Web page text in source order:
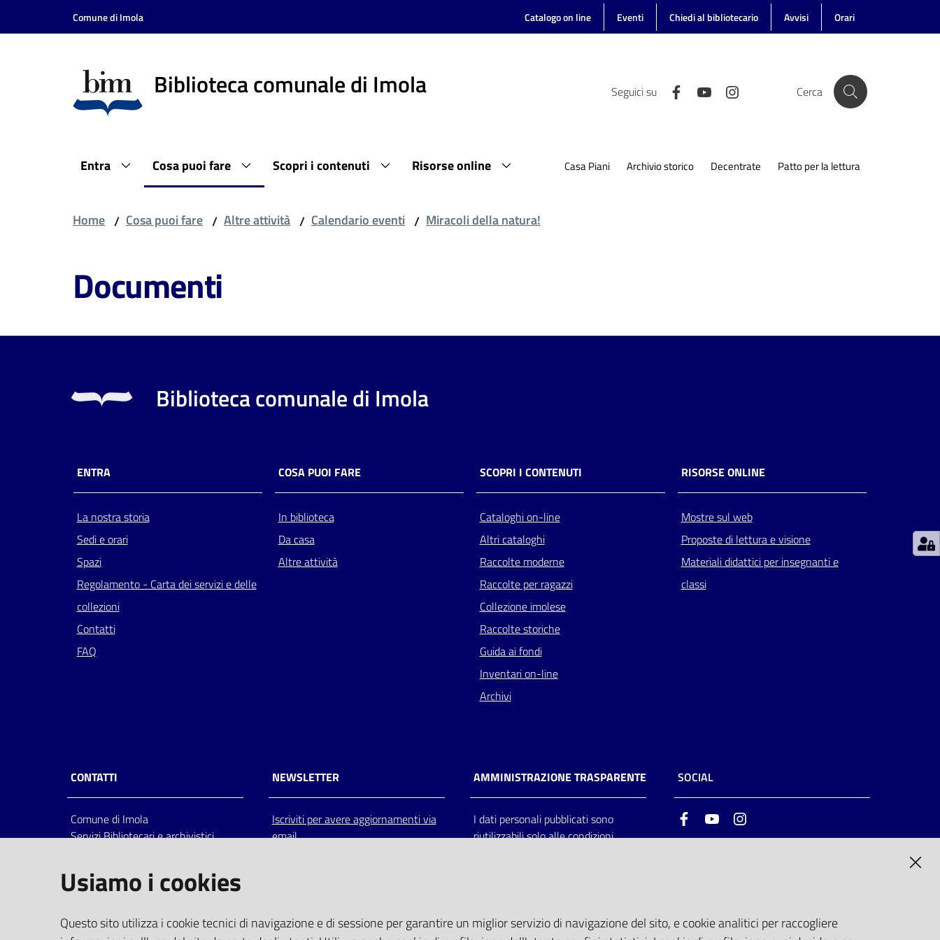
Vai al contenuto
Vai alla navigazione
Comune di Imola Catalogo on line Eventi Chiedi al bibliotecario Avvisi Orari
Biblioteca comunale di Imola Seguici su Cerca
Entra Cosa puoi fare Scopri i contenuti Risorse online Casa Piani Archivio storico Decentrate Patto per la lettura
Home / Cosa puoi fare / Altre attività / Calendario eventi / Miracoli della natura!
Documenti
Biblioteca comunale di Imola
ENTRA
La nostra storia
Sedi e orari
Spazi
Regolamento - Carta dei servizi e delle
collezioni
Contatti
FAQ
COSA PUOI FARE
In biblioteca
Da casa
Altre attività
SCOPRI I CONTENUTI
Cataloghi on-line
Altri cataloghi
Raccolte moderne
Raccolte per ragazzi
Collezione imolese
Raccolte storiche
Guida ai fondi
Inventari on-line
Archivi
RISORSE ONLINE
Mostre sul web
Proposte di lettura e visione
Materiali didattici per insegnanti e
classi
CONTATTI
Comune di Imola
Servizi Bibliotecari e archivistici
Italia
centralino: tel 0542.6026.36 fax
bim@comune.imola.bo.it
PEC
NEWSLETTER
Iscriviti per avere aggiornamenti via
email
AMMINISTRAZIONE TRASPARENTE
I dati personali pubblicati sono
riutilizzabili solo alle condizioni
SOCIAL
FacebookYoutube
Usiamo i cookies
Questo sito utilizza i cookie tecnici di navigazione e di sessione per garantire un miglior servizio di navigazione del sito, e cookie analitici per raccogliere